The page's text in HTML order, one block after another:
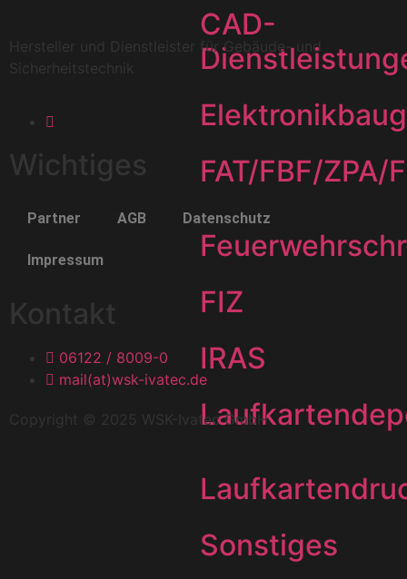
CAD-
FAT/FBF/ZPA/
FIZ
IRAS
Sonstiges
Hersteller und Dienstleister für Gebäude- und
Sicherheitstechnik
Wichtiges
Partner AGB Datenschutz
Impressum
Kontakt
06122 / 8009-0
mail(at)wsk-ivatec.de
Copyright © 2025 WSK-Ivatec GmbH